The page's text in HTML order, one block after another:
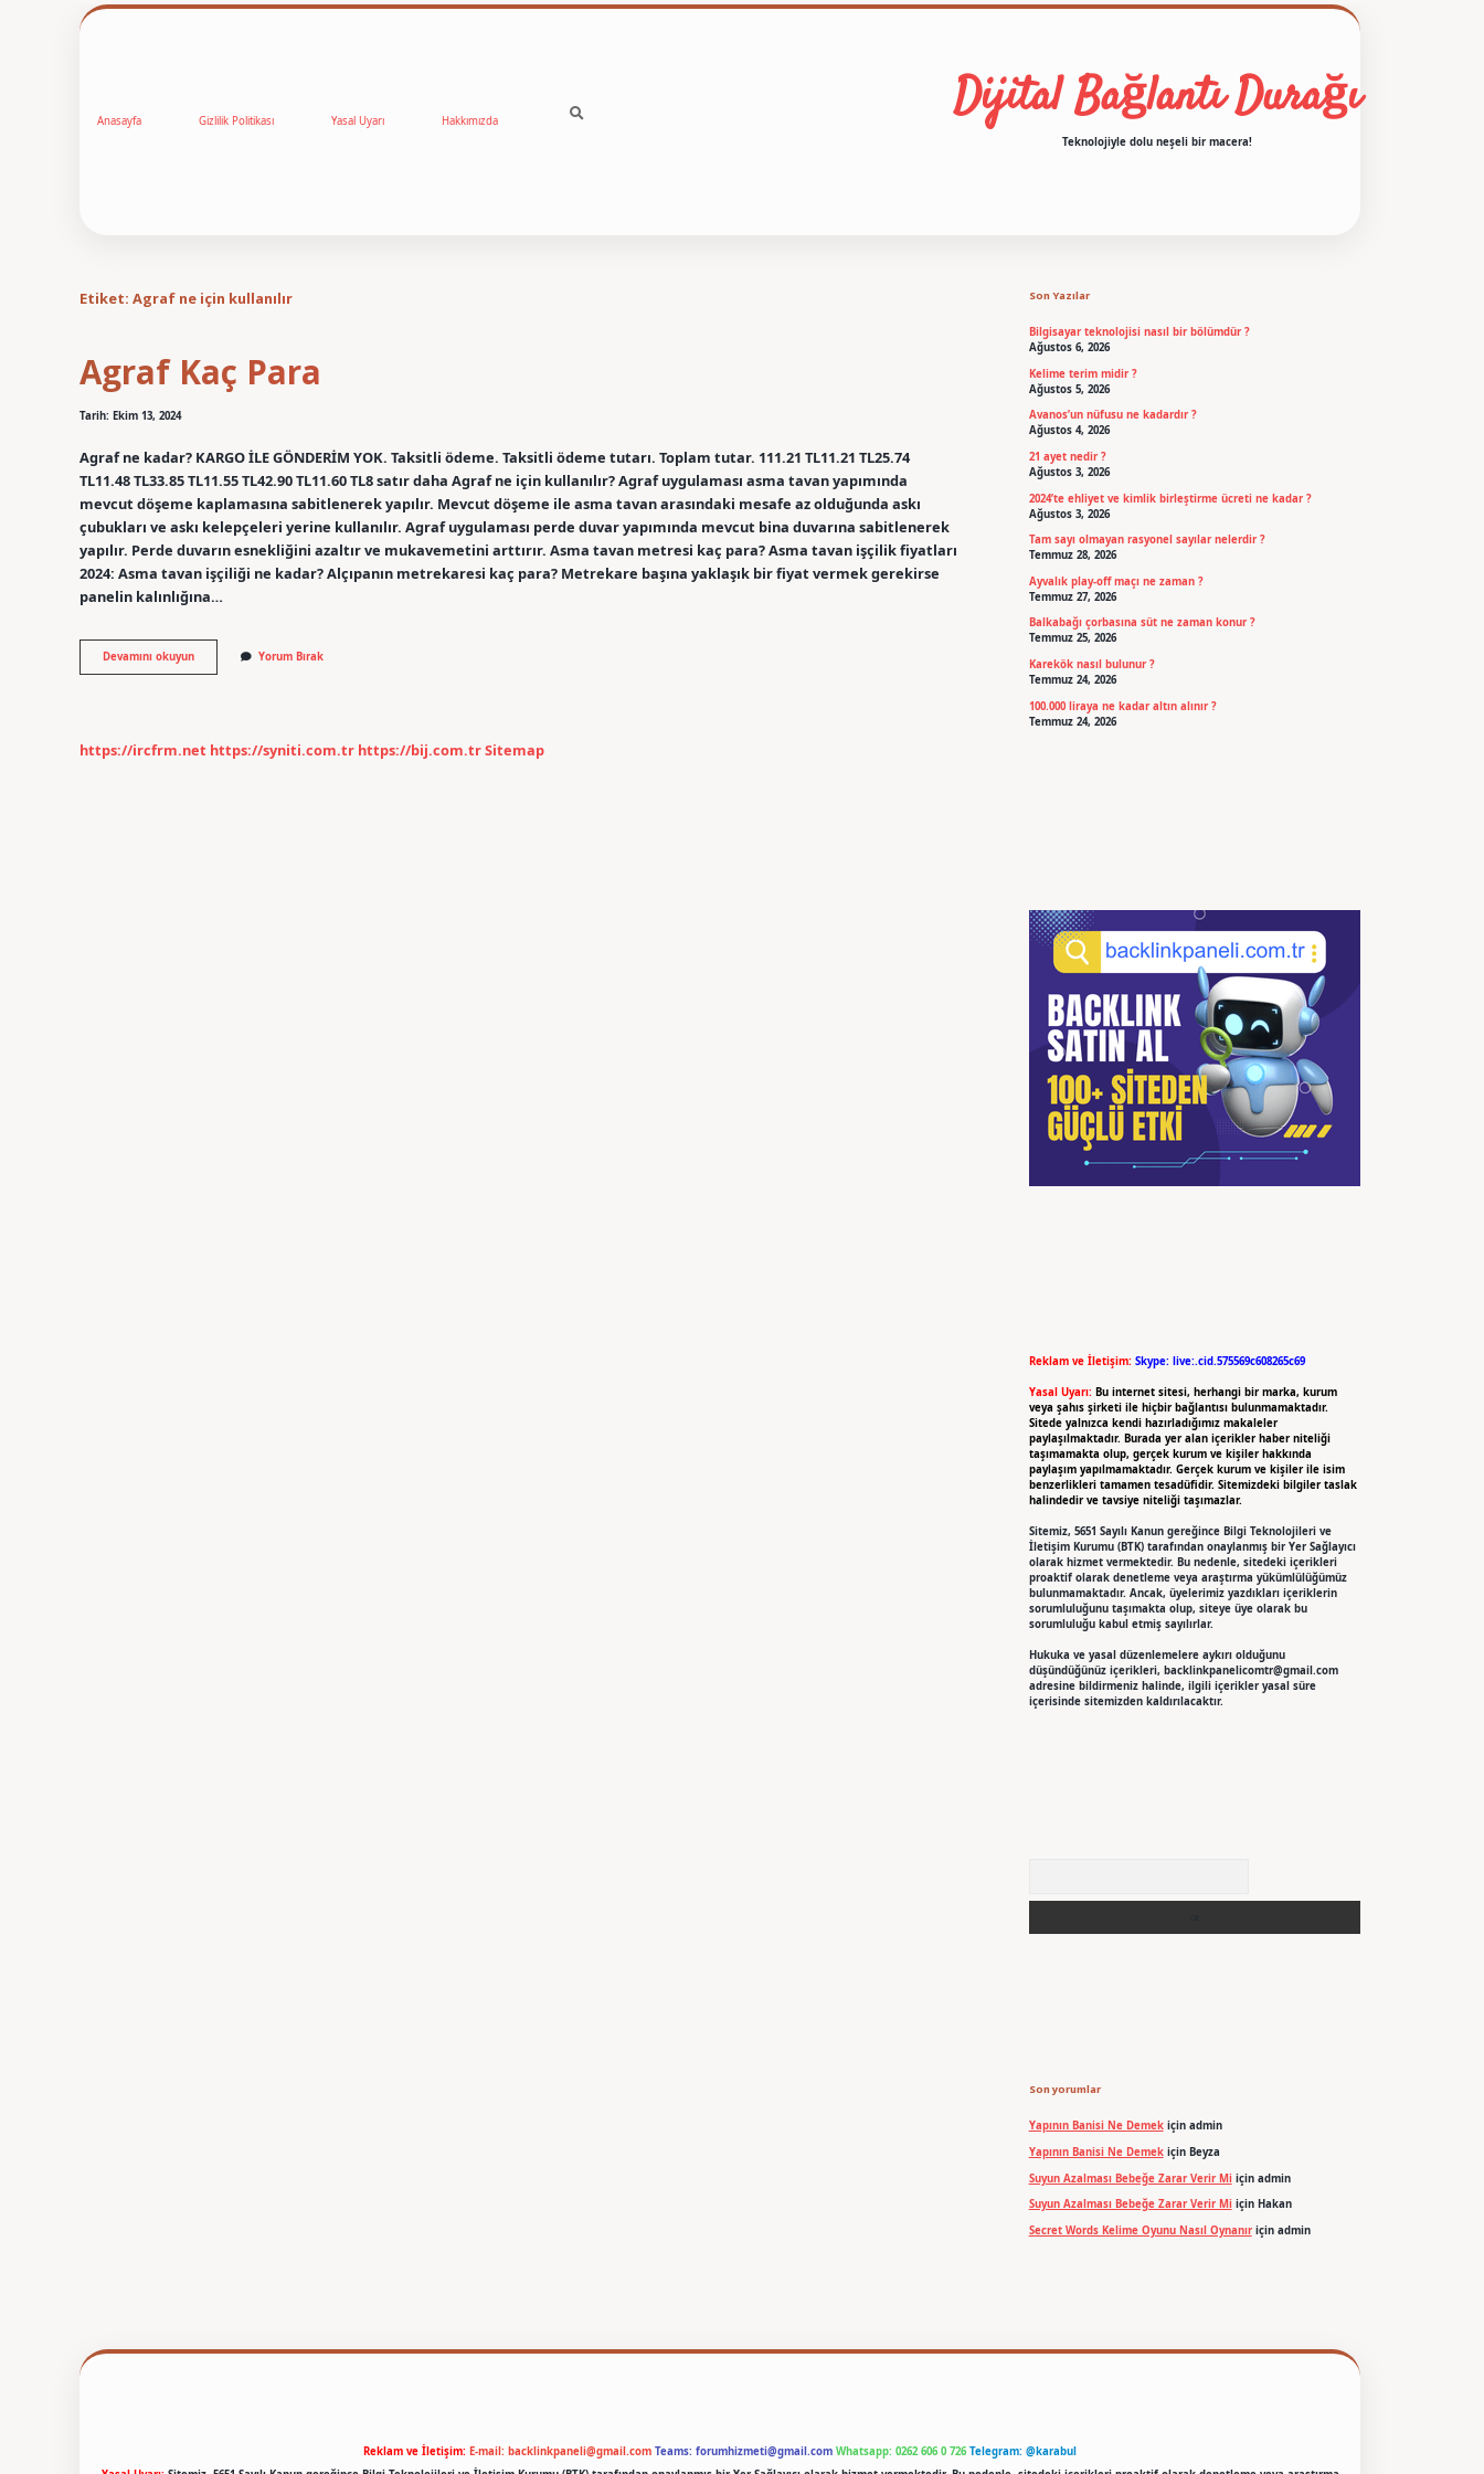
Anasayfa Gizlilik Politikası Yasal Uyarı Hakkımızda Dijital Bağlantı Durağı
Teknolojiyle dolu neşeli bir macera!
Etiket: Agraf ne için kullanılır
Agraf Kaç Para
Tarih: Ekim 13, 2024
Agraf ne kadar? KARGO İLE GÖNDERİM YOK. Taksitli ödeme. Taksitli ödeme tutarı. Toplam tutar. 111.21 TL11.21 TL25.74
TL11.48 TL33.85 TL11.55 TL42.90 TL11.60 TL8 satır daha Agraf ne için kullanılır? Agraf uygulaması asma tavan yapımında
mevcut döşeme kaplamasına sabitlenerek yapılır. Mevcut döşeme ile asma tavan arasındaki mesafe az olduğunda askı
çubukları ve askı kelepçeleri yerine kullanılır. Agraf uygulaması perde duvar yapımında mevcut bina duvarına sabitlenerek
yapılır. Perde duvarın esnekliğini azaltır ve mukavemetini arttırır. Asma tavan metresi kaç para? Asma tavan işçilik fiyatları
2024: Asma tavan işçiliği ne kadar? Alçıpanın metrekaresi kaç para? Metrekare başına yaklaşık bir fiyat vermek gerekirse
panelin kalınlığına…
Devamını okuyunAgraf
Kaç
Yorum Bırak
https://ircfrm.net https://syniti.com.tr https://bij.com.trSitemap
Son Yazılar
Bilgisayar teknolojisi nasıl bir bölümdür ?
Ağustos 6, 2026
Kelime terim midir ?
Ağustos 5, 2026
Avanos’un nüfusu ne kadardır ?
Ağustos 4, 2026
21 ayet nedir ?
Ağustos 3, 2026
2024’te ehliyet ve kimlik birleştirme ücreti ne kadar ?
Ağustos 3, 2026
Tam sayı olmayan rasyonel sayılar nelerdir ?
Temmuz 28, 2026
Ayvalık play-off maçı ne zaman ?
Temmuz 27, 2026
Balkabağı çorbasına süt ne zaman konur ?
Temmuz 25, 2026
Karekök nasıl bulunur ?
Temmuz 24, 2026
100.000 liraya ne kadar altın alınır ?
Temmuz 24, 2026
Reklam ve İletişim: Skype: live:.cid.575569c608265c69
Yasal Uyarı: Bu internet sitesi, herhangi bir marka, kurum
veya şahıs şirketi ile hiçbir bağlantısı bulunmamaktadır.
Sitede yalnızca kendi hazırladığımız makaleler
paylaşılmaktadır. Burada yer alan içerikler haber niteliği
taşımamakta olup, gerçek kurum ve kişiler hakkında
paylaşım yapılmamaktadır. Gerçek kurum ve kişiler ile isim
benzerlikleri tamamen tesadüfidir. Sitemizdeki bilgiler taslak
halindedir ve tavsiye niteliği taşımazlar.
Sitemiz, 5651 Sayılı Kanun gereğince Bilgi Teknolojileri ve
İletişim Kurumu (BTK) tarafından onaylanmış bir Yer Sağlayıcı
olarak hizmet vermektedir. Bu nedenle, sitedeki içerikleri
proaktif olarak denetleme veya araştırma yükümlülüğümüz
bulunmamaktadır. Ancak, üyelerimiz yazdıkları içeriklerin
sorumluluğunu taşımakta olup, siteye üye olarak bu
sorumluluğu kabul etmiş sayılırlar.
Hukuka ve yasal düzenlemelere aykırı olduğunu
düşündüğünüz içerikleri, backlinkpanelicomtr@gmail.com
adresine bildirmeniz halinde, ilgili içerikler yasal süre
içerisinde sitemizden kaldırılacaktır.
Son yorumlar
Yapının Banisi Ne Demekiçin admin
Yapının Banisi Ne Demekiçin Beyza
Suyun Azalması Bebeğe Zarar Verir Miiçin admin
Suyun Azalması Bebeğe Zarar Verir Miiçin Hakan
Secret Words Kelime Oyunu Nasıl Oynanıriçin admin
Reklam ve İletişim: E-mail: backlinkpaneli@gmail.com Teams: forumhizmeti@gmail.com Whatsapp: 0262 606 0 726 Telegram: @karabul